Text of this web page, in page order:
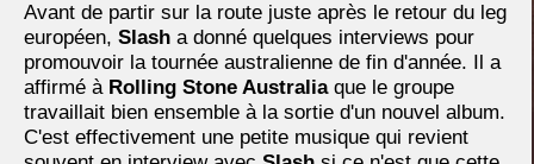
Avant de partir sur la route juste après le retour du leg
européen, Slash a donné quelques interviews pour
promouvoir la tournée australienne de fin d'année. Il a
affirmé à Rolling Stone Australiaque le groupe
travaillait bien ensemble à la sortie d'un nouvel album.
C'est effectivement une petite musique qui revient